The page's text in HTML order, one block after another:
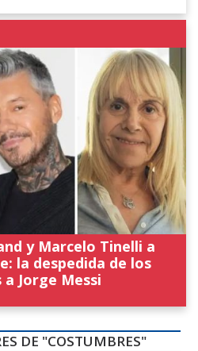
y Marcelo Tinelli a
la despedida de los
Jorge Messi
DE "COSTUMBRES"